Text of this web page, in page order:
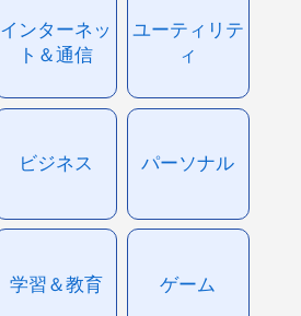
インターネッ
ト＆通信
ユーティリテ
ィ
ビジネス パーソナル
学習＆教育 ゲーム